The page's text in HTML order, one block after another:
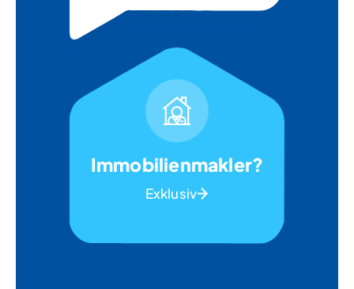
Immobilienmakler?
Exklusiv